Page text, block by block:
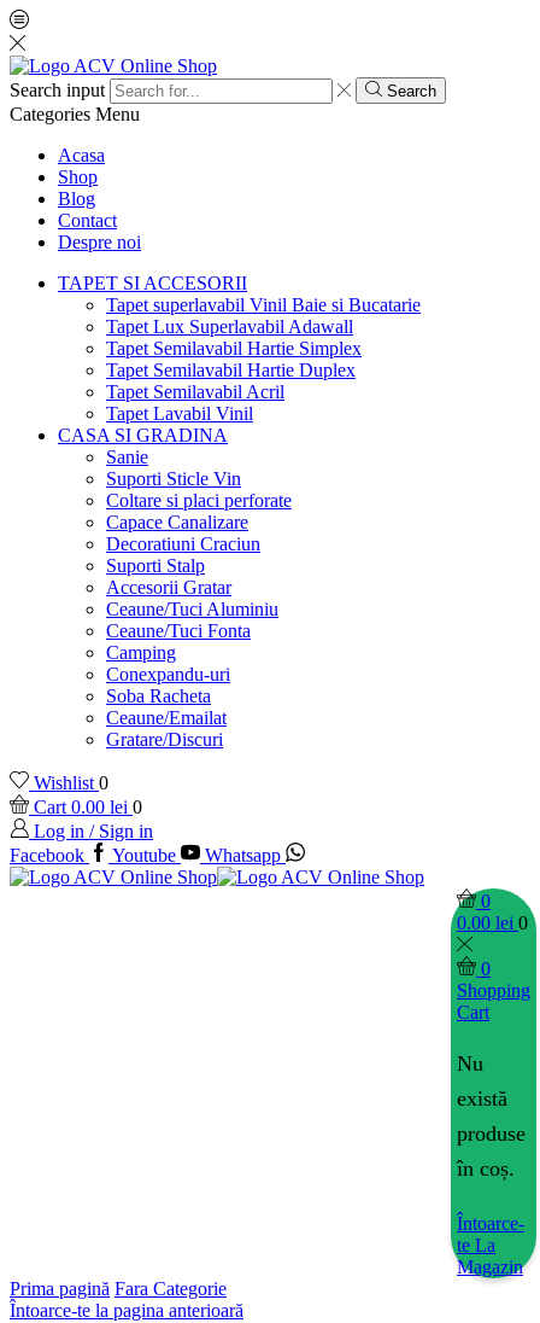
Search input Search
Categories Menu
Acasa
Shop
Blog
Contact
Despre noi
TAPET SI ACCESORII
Tapet superlavabil Vinil Baie si Bucatarie
Tapet Lux Superlavabil Adawall
Tapet Semilavabil Hartie Simplex
Tapet Semilavabil Hartie Duplex
Tapet Semilavabil Acril
Tapet Lavabil Vinil
CASA SI GRADINA
Sanie
Suporti Sticle Vin
Coltare si placi perforate
Capace Canalizare
Decoratiuni Craciun
Suporti Stalp
Accesorii Gratar
Ceaune/Tuci Aluminiu
Ceaune/Tuci Fonta
Camping
Conexpandu-uri
Soba Racheta
Ceaune/Emailat
Gratare/Discuri
Wishlist 0
Cart 0.00 lei 0
Log in / Sign in
Facebook
Youtube Whatsapp
0
0.00 lei 0
0
Shopping
Cart
Nu
există
produse
în coș.
Întoarce-
te La
Magazin
Prima pagină Fara Categorie
Întoarce-te la pagina anterioară